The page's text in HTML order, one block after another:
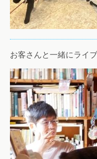
お客さんと一緒にライ